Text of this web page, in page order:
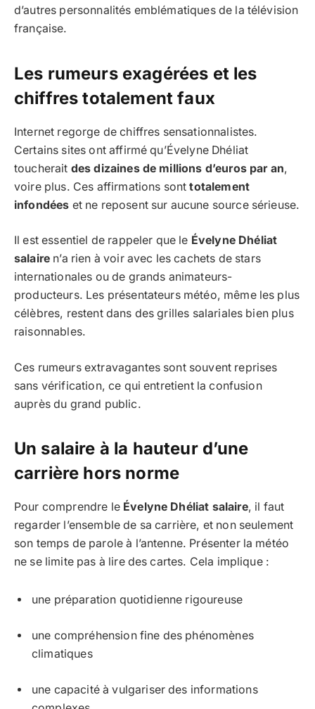
d’autres personnalités emblématiques de la télévision
française.
Les rumeurs exagérées et les
chiffres totalement faux
Internet regorge de chiffres sensationnalistes.
Certains sites ont affirmé qu’Évelyne Dhéliat
toucherait des dizaines de millions d’euros par an,
voire plus. Ces affirmations sonttotalement
infondées et ne reposent sur aucune source sérieuse.
Il est essentiel de rappeler que le Évelyne Dhéliat
salaire n’a rien à voir avec les cachets de stars
internationales ou de grands animateurs-
producteurs. Les présentateurs météo, même les plus
célèbres, restent dans des grilles salariales bien plus
raisonnables.
Ces rumeurs extravagantes sont souvent reprises
sans vérification, ce qui entretient la confusion
auprès du grand public.
Un salaire à la hauteur d’une
carrière hors norme
Pour comprendre le Évelyne Dhéliat salaire, il faut
regarder l’ensemble de sa carrière, et non seulement
son temps de parole à l’antenne. Présenter la météo
ne se limite pas à lire des cartes. Cela implique :
une préparation quotidienne rigoureuse
une compréhension fine des phénomènes
climatiques
une capacité à vulgariser des informations